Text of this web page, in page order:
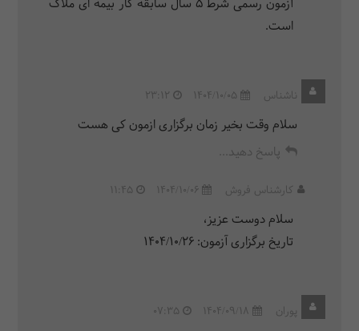
آزمون رسمی شرط 5 سال سابقه کار بیمه ای ملاک
است.
ناشناس 1404/10/05
23:12
سلام وقت بخیر زمان برگزاری ازمون کی هست
پاسخ دهید...
کارشناس فروش 1404/10/06
11:45
سلام دوست عزیز،
تاریخ برگزاری آزمون: ۱۴۰۴/۱۰/۲۶
پوران 1404/09/18
07:35